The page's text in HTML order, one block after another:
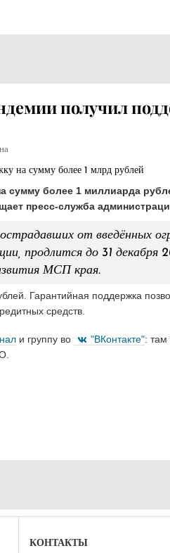
получил
сумму более 1 миллиарда
пресс-служба
от введённых
продлится до 31 декабря
МСП края.
Гарантийная поддержка
средств.
и группу во "ВКонтакте": там
КОНТАКТЫ